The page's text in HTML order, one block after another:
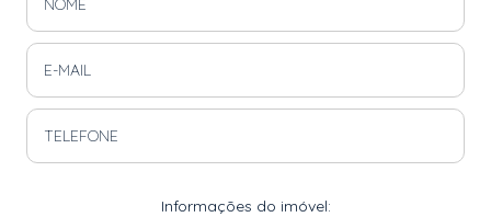
Informações do imóvel: